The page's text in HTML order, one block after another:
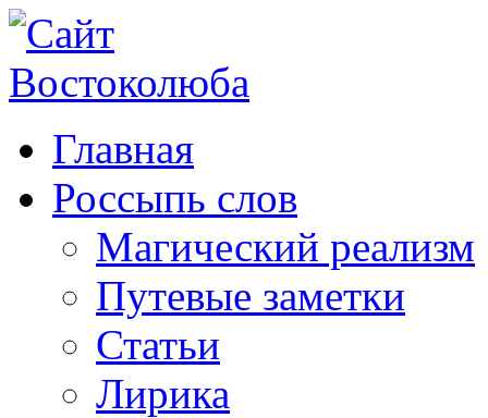
Главная
Россыпь слов
Магический реализм
Путевые заметки
Статьи
Лирика